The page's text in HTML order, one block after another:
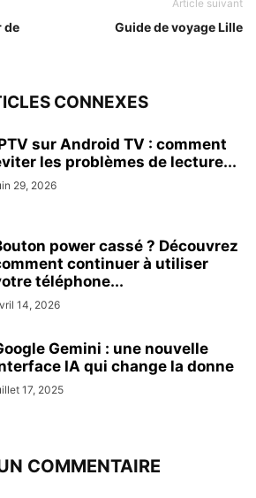
de
Article suivant
Guide de voyage Lille
CONNEXES
sur Android TV : comment
les problèmes de lecture...
29, 2026
power cassé ? Découvrez
continuer à utiliser
téléphone...
14, 2026
Gemini : une nouvelle
IA qui change la donne
17, 2025
COMMENTAIRE